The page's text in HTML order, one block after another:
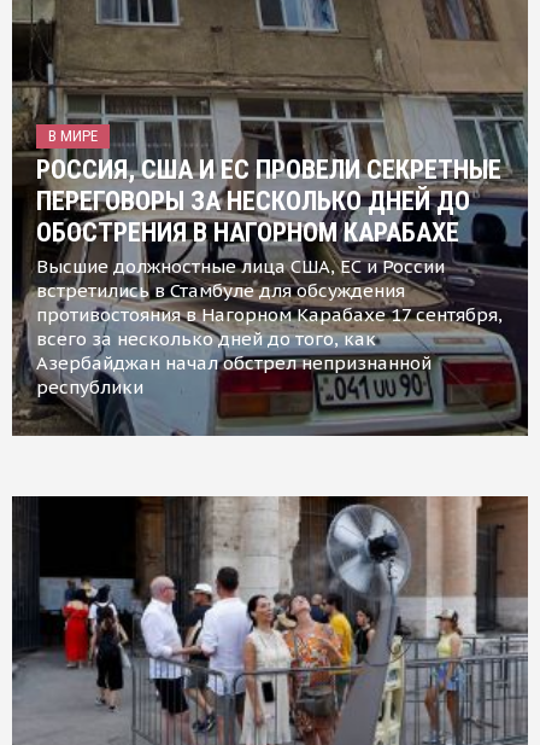
В МИРЕ
РОССИЯ, США И ЕС ПРОВЕЛИ СЕКРЕТНЫЕ
ПЕРЕГОВОРЫ ЗА НЕСКОЛЬКО ДНЕЙ ДО
ОБОСТРЕНИЯ В НАГОРНОМ КАРАБАХЕ
Высшие должностные лица США, ЕС и России
встретились в Стамбуле для обсуждения
противостояния в Нагорном Карабахе 17 сентября,
всего за несколько дней до того, как
Азербайджан начал обстрел непризнанной
республики